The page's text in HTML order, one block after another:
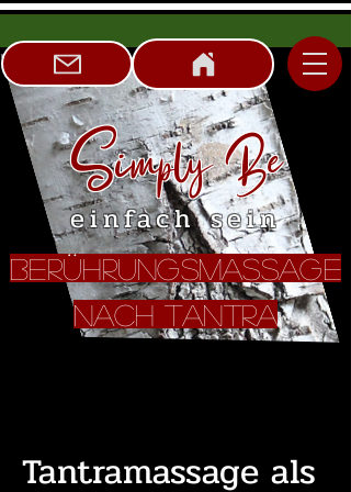
Simply Be
einfach sein
Berührungsmassage
nach Tantra
Tantramassage als